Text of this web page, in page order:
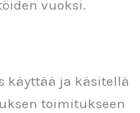
vuoksi.
käyttää ja käsitellä
toimitukseen